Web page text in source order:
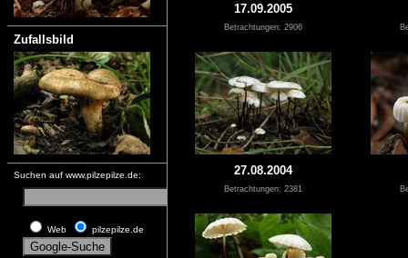
Zufallsbild
Suchen auf www.pilzepilze.de:
Web pilzepilze.de
17.09.2005
Betrachtungen: 2906
27.08.2004
Betrachtungen: 2381